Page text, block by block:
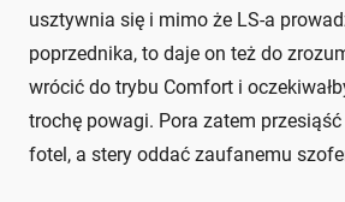
usztywnia się i mimo że LS-a
poprzednika, to daje on też do
wrócić do trybu Comfort i
trochę powagi. Pora zatem
fotel, a stery oddać zaufanemu